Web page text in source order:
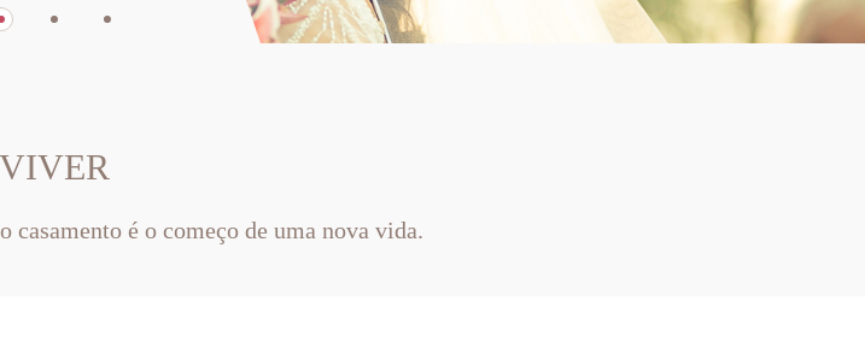
VIVER
casamento é o começo de uma nova vida.